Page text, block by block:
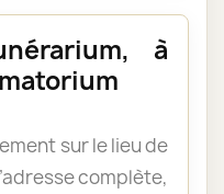
à
sur le lieu de
complète,